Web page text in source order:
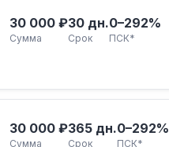
30 000 ₽
Сумма
30 дн.
Срок
0–292%
ПСК*
30 000 ₽
Сумма
365 дн.
Срок
0–292%
ПСК*